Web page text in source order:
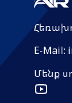
E-Mail:
Մենք